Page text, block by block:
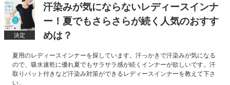
決定
汗染みが気にならないレディースインナ
ー！夏でもさらさらが続く人気のおすす
めは？
夏用のレディースインナーを探しています。汗っかきで汗染みが気になる
ので、吸水速乾に優れ夏でもサラサラ感が続くインナーが欲しいです。汗
取りパット付きなど汗染み対策ができるレディースインナーを教えて下さ
い。